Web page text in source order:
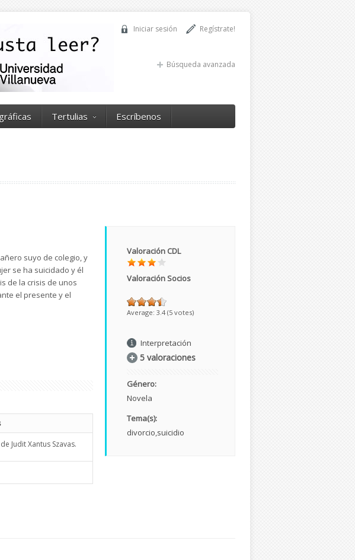
Regístrate!
Iniciar sesión
Búsqueda avanzada
Tertulias Escríbenos
suyo de colegio, y
se ha suicidado y él
de la crisis de unos
el presente y el
Judit Xantus Szavas.
Valoración CDL
Valoración Socios
Average: 3.4 (5 votes)
Interpretación
5 valoraciones
Género:
Novela
Tema(s):
divorcio suicidio